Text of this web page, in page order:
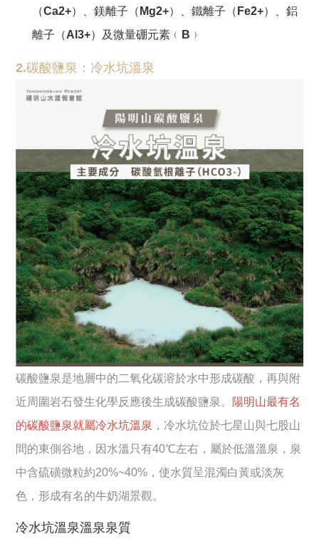
（Ca2+）、鎂離子（Mg2+）、鐵離子（Fe2+）、鋁
離子（Al3+）及微量硼元素﹙B﹚
2.碳酸鹽泉：冷水坑溫泉
碳酸鹽泉是地層中的二氧化碳溶於水中形成碳酸，再與附
近周圍岩石發生化學反應後生成碳酸鹽泉。 陽明山最有名
的碳酸鹽泉就屬冷水坑溫泉 ，冷水坑位於七星山與七股山
間的東側谷地，因水溫只有40℃左右，屬於低溫溫泉，泉
中含硫磺微粒約20%~40%，使水質呈混濁白黃或淡灰
色，形成有名的牛奶湖景觀。
冷水坑溫泉溫泉泉質